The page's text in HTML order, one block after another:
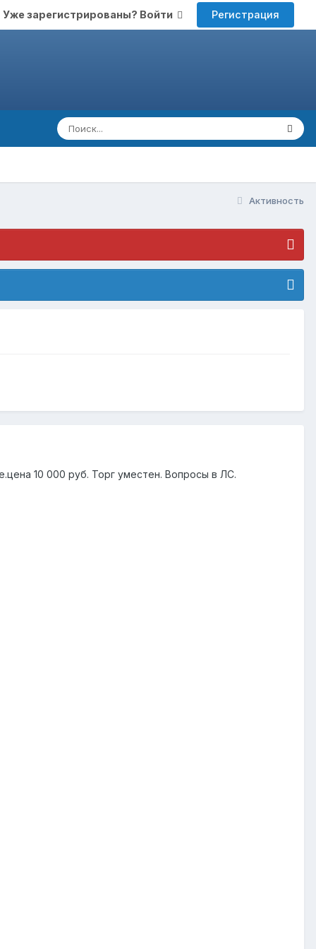
Уже зарегистрированы? Войти Регистрация
Активность
10 000 руб. Торг уместен. Вопросы в ЛС.